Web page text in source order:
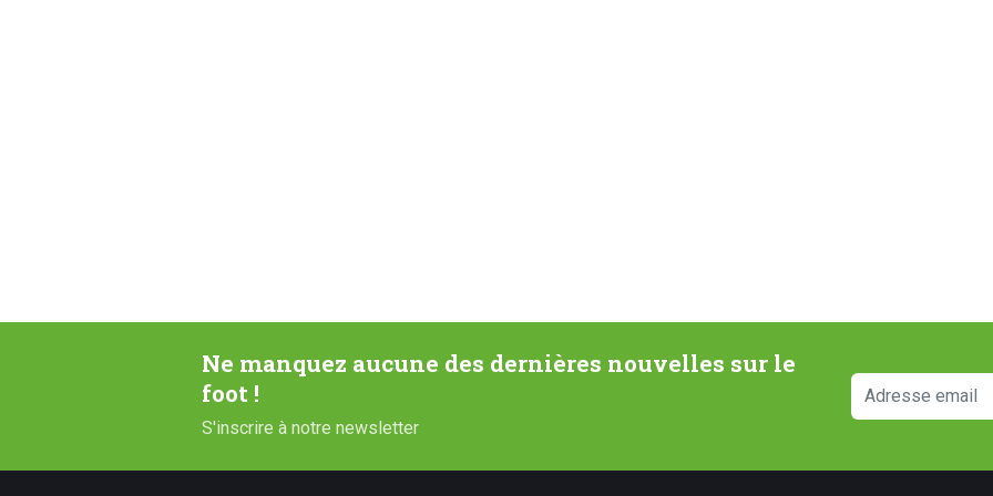
Ne manquez aucune des dernières nouvelles sur le
foot !
S'inscrire à notre newsletter